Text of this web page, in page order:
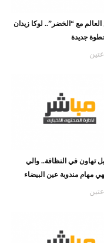
مع “الخضر”.. لوكا زيدان
جديدة
تهاون في النظافة.. والي
مهام مندوبة عين البيضاء